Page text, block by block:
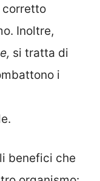
corretto
Inoltre,
si tratta di
i
benefici che